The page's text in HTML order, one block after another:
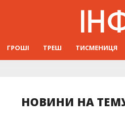
ГРОШІ ТРЕШ ТИСМЕНИЦЯ
НОВИНИ НА